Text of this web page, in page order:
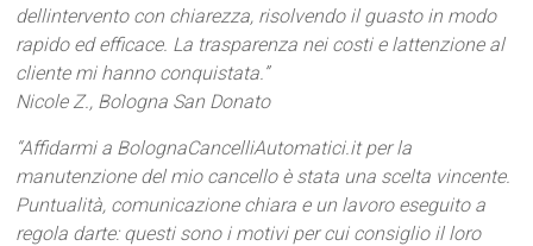
dellintervento con chiarezza, risolvendo il guasto in modo
rapido ed efficace. La trasparenza nei costi e lattenzione al
cliente mi hanno conquistata.”
Nicole Z., Bologna San Donato
“Affidarmi a BolognaCancelliAutomatici.it per la
manutenzione del mio cancello è stata una scelta vincente.
Puntualità, comunicazione chiara e un lavoro eseguito a
regola darte: questi sono i motivi per cui consiglio il loro